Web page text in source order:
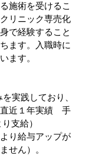
施術を受けるこ
リニック専売化
で経験すること
ます。入職時に
ます。
実践しており、
直近１年実績 手
支給）
り給与アップが
せん）。